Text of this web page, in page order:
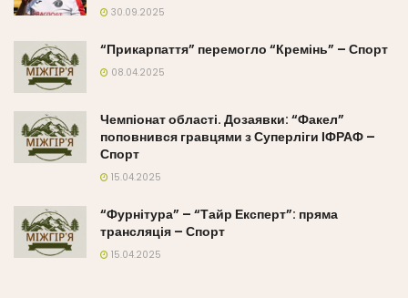
30.09.2025
“Прикарпаття” перемогло “Кремінь” – Спорт
08.04.2025
Чемпіонат області. Дозаявки: “Факел”
поповнився гравцями з Суперліги ІФРАФ –
Спорт
15.04.2025
“Фурнітура” – “Тайр Експерт”: пряма
трансляція – Спорт
15.04.2025